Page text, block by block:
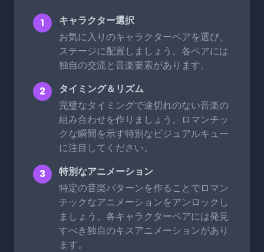
1
キャラクター選択
お気に入りのキャラクターペアを選び、
ステージに配置しましょう。各ペアには
独自の交流と音楽要素があります。
2
タイミング＆リズム
完璧なタイミングで途切れのない音楽の
組み合わせを作りましょう。ロマンチッ
クな瞬間を示す特別なビジュアルキュー
に注目してください。
3
特別なアニメーション
特定の音楽パターンを作ることでロマン
チックなアニメーションをアンロックし
ましょう。各キャラクターペアには発見
すべき独自のキスアニメーションがあり
ます。